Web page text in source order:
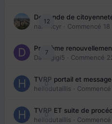
12
Demande de
nanancyr · Commencé
7
Problème
Davidgigi5 · Commencé
0
TVRP portail et
hellodutaillis · Commencé
0
TVRP ET suite de
hellodutaillis · Commencé